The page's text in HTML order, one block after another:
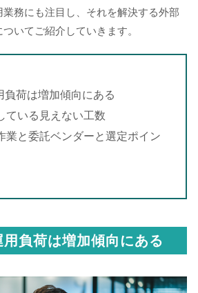
務にも注目し、それを解決する外部
いてご紹介していきます。
負荷は増加傾向にある
ている見えない工数
業と委託ベンダーと選定ポイン
負荷は増加傾向にある